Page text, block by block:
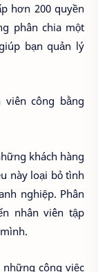
hơn 200 quyền
phân chia một
bạn quản lý
viên công bằng
khách hàng
này loại bỏ tình
nghiệp. Phân
nhân viên tập
công việc